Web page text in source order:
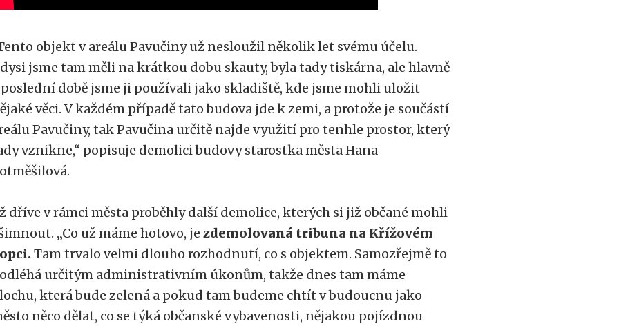
objekt v areálu Pavučiny už nesloužil několik let svému účelu.
jsme tam měli na krátkou dobu skauty, byla tady tiskárna, ale hlavně
době jsme ji používali jako skladiště, kde jsme mohli uložit
věci. V každém případě tato budova jde k zemi, a protože je součástí
Pavučiny, tak Pavučina určitě najde využití pro tenhle prostor, který
vznikne,“ popisuje demolici budovy starostka města Hana
dříve v rámci města proběhly další demolice, kterých si již občané mohli
„Co už máme hotovo, jezdemolovaná tribuna na Křížovém
Tam trvalo velmi dlouho rozhodnutí, co s objektem. Samozřejmě to
určitým administrativním úkonům, takže dnes tam máme
která bude zelená a pokud tam budeme chtít v budoucnu jako
něco dělat, co se týká občanské vybavenosti, nějakou pojízdnou